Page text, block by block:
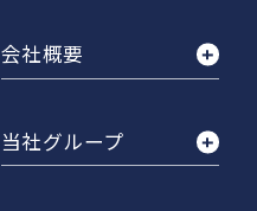
会社概要
当社グループ